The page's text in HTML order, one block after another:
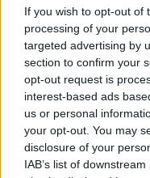
If you wish to opt-out of
processing of your
targeted advertising by
section to confirm your
opt-out request is
interest-based ads
us or personal
your opt-out. You may
disclosure of your
IAB’s list of
Mittel
Mittel
Krapfen